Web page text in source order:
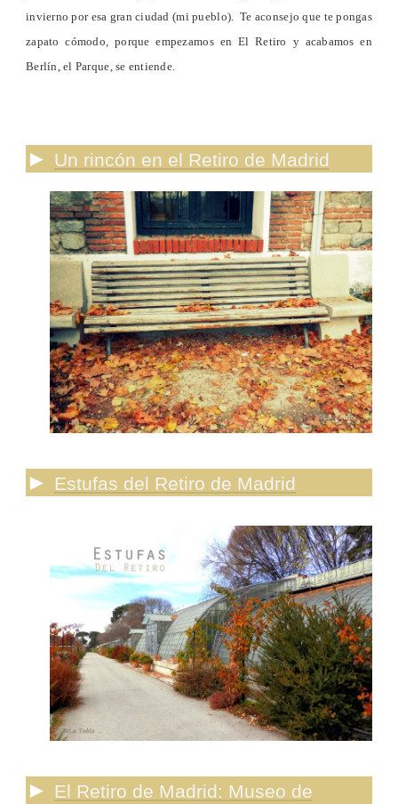
invierno por esa gran ciudad (mi pueblo). Te aconsejo que te pongas
zapato cómodo, porque empezamos en El Retiro y acabamos en
Berlín, el Parque, se entiende.
► Un rincón en el Retiro de Madrid
► Estufas del Retiro de Madrid
► El Retiro de Madrid: Museo de